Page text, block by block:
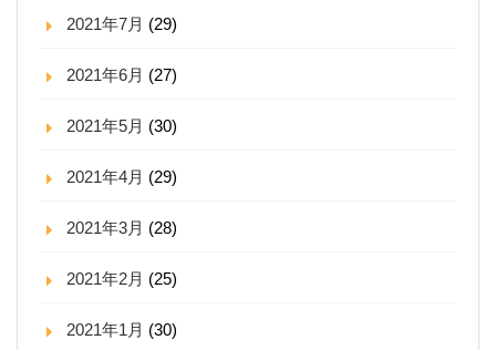
2021年7月 (29)
2021年6月 (27)
2021年5月 (30)
2021年4月 (29)
2021年3月 (28)
2021年2月 (25)
2021年1月 (30)